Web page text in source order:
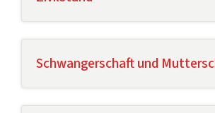
Schwangerschaft und